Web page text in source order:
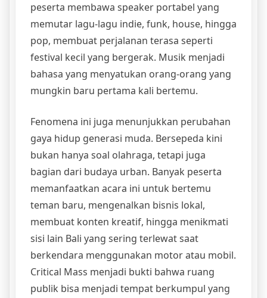
peserta membawa speaker portabel yang
memutar lagu-lagu indie, funk, house, hingga
pop, membuat perjalanan terasa seperti
festival kecil yang bergerak. Musik menjadi
bahasa yang menyatukan orang-orang yang
mungkin baru pertama kali bertemu.
Fenomena ini juga menunjukkan perubahan
gaya hidup generasi muda. Bersepeda kini
bukan hanya soal olahraga, tetapi juga
bagian dari budaya urban. Banyak peserta
memanfaatkan acara ini untuk bertemu
teman baru, mengenalkan bisnis lokal,
membuat konten kreatif, hingga menikmati
sisi lain Bali yang sering terlewat saat
berkendara menggunakan motor atau mobil.
Critical Mass menjadi bukti bahwa ruang
publik bisa menjadi tempat berkumpul yang